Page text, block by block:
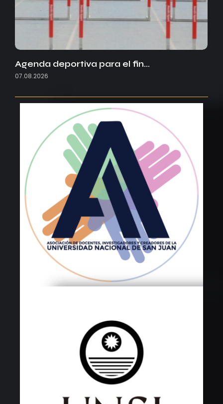
Agenda deportiva para el fin…
07.08.2026